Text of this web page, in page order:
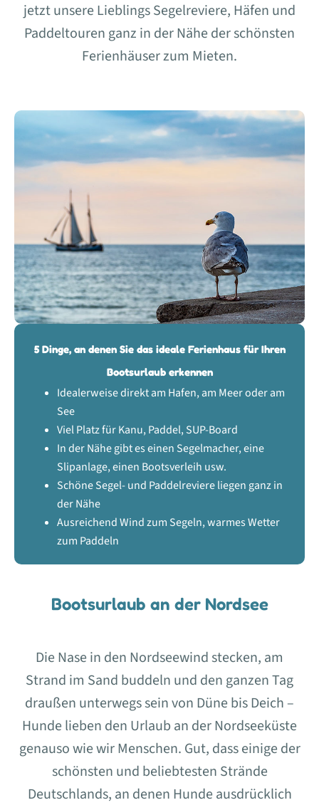
jetzt unsere Lieblings Segelreviere, Häfen und
Paddeltouren ganz in der Nähe der schönsten
Ferienhäuser zum Mieten.
5 Dinge, an denen Sie das ideale Ferienhaus für Ihren
Bootsurlaub erkennen
Idealerweise direkt am Hafen, am Meer oder am
See
Viel Platz für Kanu, Paddel, SUP-Board
In der Nähe gibt es einen Segelmacher, eine
Slipanlage, einen Bootsverleih usw.
Schöne Segel- und Paddelreviere liegen ganz in
der Nähe
Ausreichend Wind zum Segeln, warmes Wetter
zum Paddeln
Bootsurlaub an der Nordsee
Die Nase in den Nordseewind stecken, am
Strand im Sand buddeln und den ganzen Tag
draußen unterwegs sein von Düne bis Deich –
Hunde lieben den Urlaub an der Nordseeküste
genauso wie wir Menschen. Gut, dass einige der
schönsten und beliebtesten Strände
Deutschlands, an denen Hunde ausdrücklich